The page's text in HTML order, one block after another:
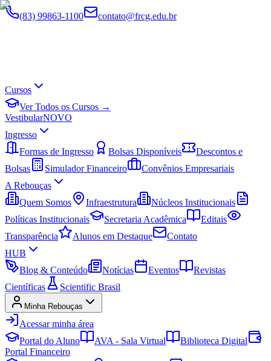
(83) 99863-1100 contato@frcg.edu.br
Cursos
Ver Todos os Cursos →
VestibularNOVO
Ingresso
Formas de Ingresso
Bolsas Disponíveis
Descontos e
Bolsas
Simulador Financeiro
Convênios Empresariais
A Rebouças
Quem Somos
Infraestrutura
Núcleos Institucionais
Políticas Institucionais
Secretaria Acadêmica
Editais
Transparência
Alunos em Destaque
Contato
HUB
Blog & Conteúdo
Notícias Eventos
Revistas
Científicas
Scientific Brasil
Minha Rebouças
Acessar minha área
Portal do Aluno
AVA - Sala Virtual
Biblioteca Digital
Portal Financeiro